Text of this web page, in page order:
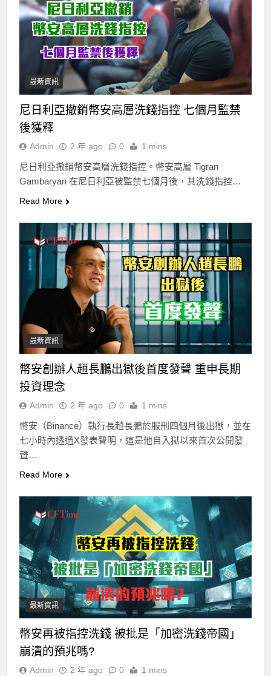
最新資訊
尼日利亞撤銷幣安高層洗錢指控 七個月監禁
後獲釋
Admin 2 年 ago 0 1 mins
尼日利亞撤銷幣安高層洗錢指控。幣安高層 Tigran
Gambaryan 在尼日利亞被監禁七個月後，其洗錢指控…
Read More
最新資訊
幣安創辦人趙長鵬出獄後首度發聲 重申長期
投資理念
Admin 2 年 ago 0 1 mins
幣安（Binance）執行長趙長鵬於服刑四個月後出獄，並在
七小時內透過X發表聲明，這是他自入獄以來首次公開發
聲…
Read More
最新資訊
幣安再被指控洗錢 被批是「加密洗錢帝國」
崩潰的預兆嗎?
Admin 2 年 ago 0 1 mins